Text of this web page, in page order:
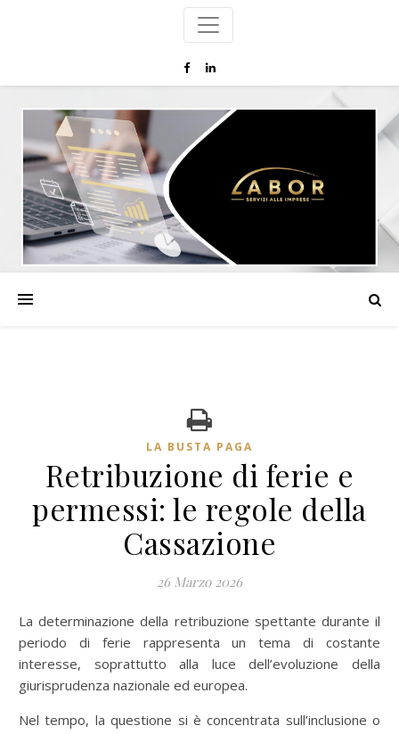
LA BUSTA PAGA
Retribuzione di ferie e
permessi: le regole della
Cassazione
26 Marzo 2026
La determinazione della retribuzione spettante durante il
periodo di ferie rappresenta un tema di costante
interesse, soprattutto alla luce dell’evoluzione della
giurisprudenza nazionale ed europea.
Nel tempo, la questione si è concentrata sull’inclusione o